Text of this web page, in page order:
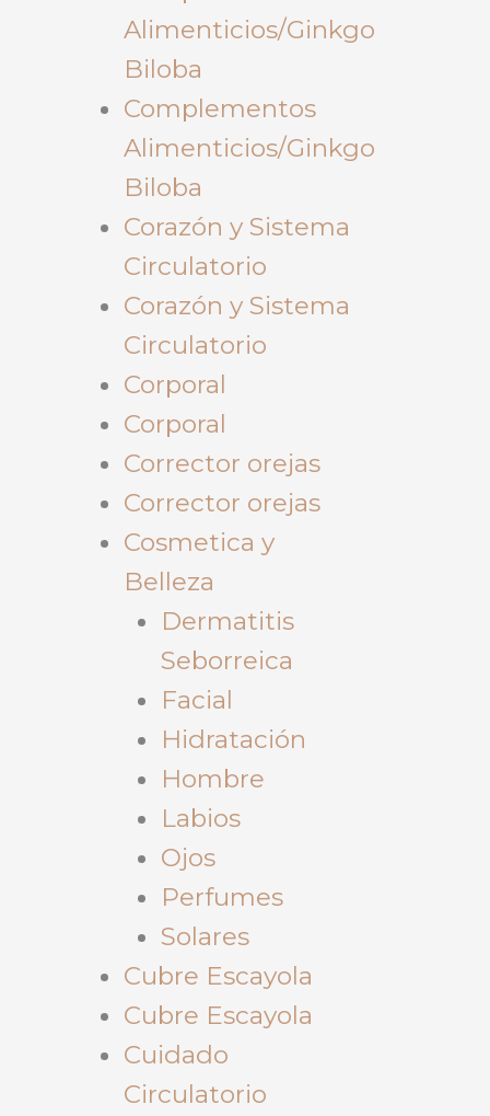
Alimenticios/Ginkgo
Biloba
Complementos
Alimenticios/Ginkgo
Biloba
Corazón y Sistema
Circulatorio
Corazón y Sistema
Circulatorio
Corporal
Corporal
Corrector orejas
Corrector orejas
Cosmetica y
Belleza
Dermatitis
Seborreica
Facial
Hidratación
Hombre
Labios
Ojos
Perfumes
Solares
Cubre Escayola
Cubre Escayola
Cuidado
Circulatorio